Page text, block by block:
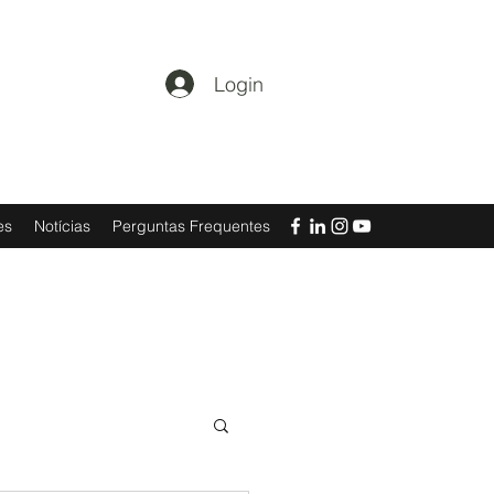
Login
Notícias Perguntas Frequentes